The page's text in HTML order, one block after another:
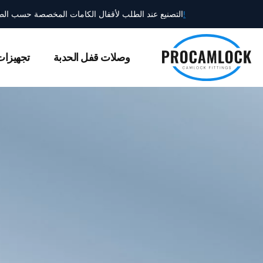
المحتوى
التصنيع عند الطلب لأقفال الكامات المخصصة حسباستكشف كتالوجنا!
وصلات قفل الحدبة